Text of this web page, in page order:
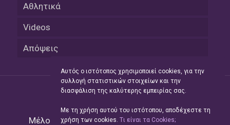
Αθλητικά
Videos
Απόψεις
Μέλος του Δικτύου τηςHellas Press Media
Αυτός ο ιστότοπος χρησιμοποιεί cookies, για την
συλλογή στατιστικών στοιχείων και την
διασφάλιση της καλύτερης εμπειρίας σας.
Με τη χρήση αυτού του ιστότοπου, αποδέχεστε τη
χρήση των cookies. Tι είναι τα Cookies;